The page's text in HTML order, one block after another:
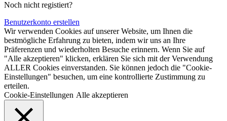
Noch nicht registiert?
Benutzerkonto erstellen
Wir verwenden Cookies auf unserer Website, um Ihnen die
bestmögliche Erfahrung zu bieten, indem wir uns an Ihre
Präferenzen und wiederholten Besuche erinnern. Wenn Sie auf
"Alle akzeptieren" klicken, erklären Sie sich mit der Verwendung
ALLER Cookies einverstanden. Sie können jedoch die "Cookie-
Einstellungen" besuchen, um eine kontrollierte Zustimmung zu
erteilen.
Cookie-Einstellungen Alle akzeptieren